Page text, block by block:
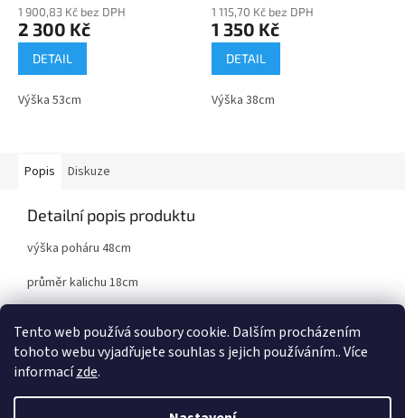
Tento web používá soubory cookie. Dalším procházením
tohoto webu vyjadřujete souhlas s jejich používáním.. Více
informacízde.
1 900,83 Kč bez DPH
2 300 Kč
DETAIL
Výška 53cm
1 115,70 Kč bez DPH
1 350 Kč
DETAIL
Výška 38cm
Popis Diskuze
Detailní popis produktu
výška poháru 48cm
průměr kalichu 18cm